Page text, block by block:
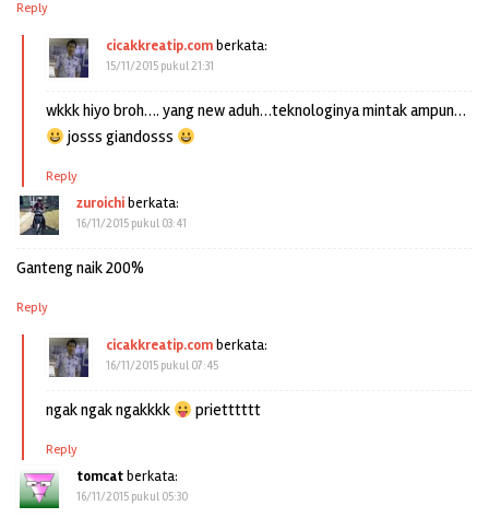
Reply
cicakkreatip.comberkata:
15/11/2015 pukul 21:31
wkkk hiyo broh…. yang new aduh…teknologinya mintak ampun…
josss giandosss
Reply
zuroichiberkata:
16/11/2015 pukul 03:41
Ganteng naik 200%
Reply
cicakkreatip.comberkata:
16/11/2015 pukul 07:45
ngak ngak ngakkkk prietttttt
Reply
tomcatberkata:
16/11/2015 pukul 05:30